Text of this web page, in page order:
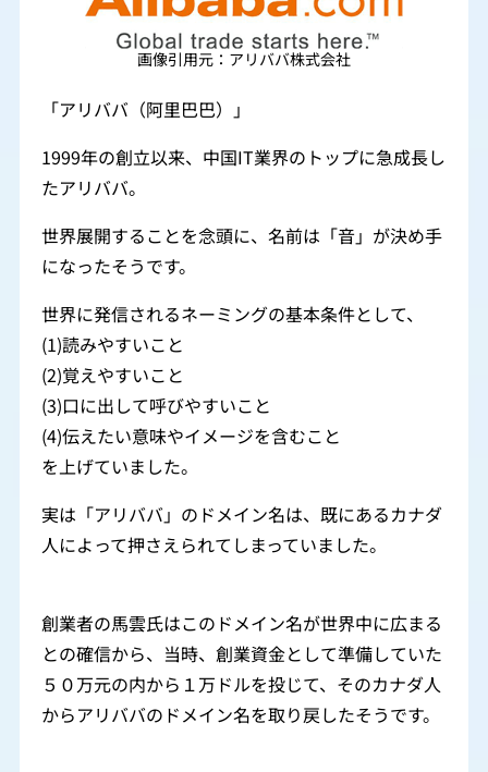
画像引用元：アリババ株式会社
「アリババ（阿里巴巴）」
1999年の創立以来、中国IT業界のトップに急成長し
たアリババ。
世界展開することを念頭に、名前は「音」が決め手
になったそうです。
世界に発信されるネーミングの基本条件として、
(1)読みやすいこと
(2)覚えやすいこと
(3)口に出して呼びやすいこと
(4)伝えたい意味やイメージを含むこと
を上げていました。
実は「アリババ」のドメイン名は、既にあるカナダ
人によって押さえられてしまっていました。
創業者の馬雲氏はこのドメイン名が世界中に広まる
との確信から、当時、創業資金として準備していた
５０万元の内から１万ドルを投じて、そのカナダ人
からアリババのドメイン名を取り戻したそうです。